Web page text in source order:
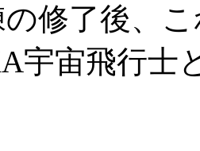
修了後、
宇宙飛行士